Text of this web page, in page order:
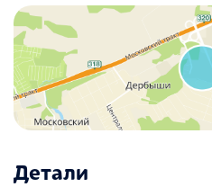
Детали